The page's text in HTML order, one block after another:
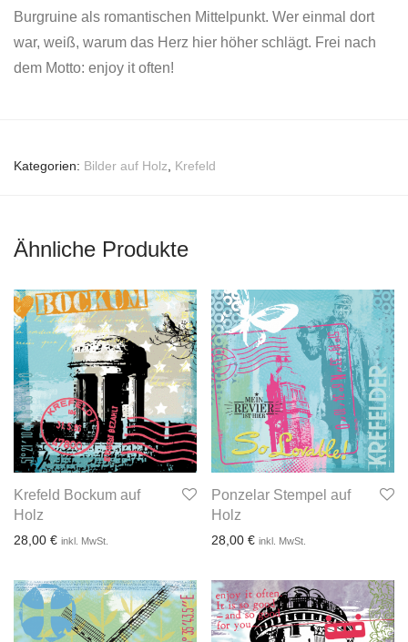
Burgruine als romantischen Mittelpunkt. Wer einmal dort
war, weiß, warum das Herz hier höher schlägt. Frei nach
dem Motto: enjoy it often!
Kategorien: Bilder auf Holz Krefeld
Ähnliche Produkte
Krefeld Bockum auf
Holz
28,00 € inkl. MwSt.
3-4 Werktage
Ponzelar Stempel auf
Holz
28,00 € inkl. MwSt.
3-4 Werktage